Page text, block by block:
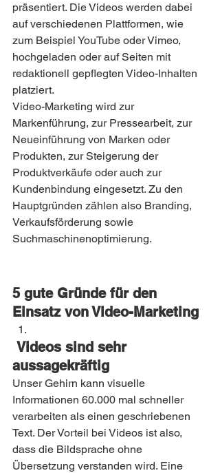
präsentiert. Die Videos werden dabei
auf verschiedenen Plattformen, wie
zum Beispiel YouTube oder Vimeo,
hochgeladen oder auf Seiten mit
redaktionell gepflegten Video-Inhalten
platziert.
Video-Marketing wird zur
Markenführung, zur Pressearbeit, zur
Neueinführung von Marken oder
Produkten, zur Steigerung der
Produktverkäufe oder auch zur
Kundenbindung eingesetzt. Zu den
Hauptgründen zählen also Branding,
Verkaufsförderung sowie
Suchmaschinenoptimierung.
5 gute Gründe für den
Einsatz von Video-Marketing
aussagekräftig
Unser Gehirn kann visuelle
Informationen 60.000 mal schneller
verarbeiten als einen geschriebenen
Text. Der Vorteil bei Videos ist also,
dass die Bildsprache ohne
Übersetzung verstanden wird. Eine